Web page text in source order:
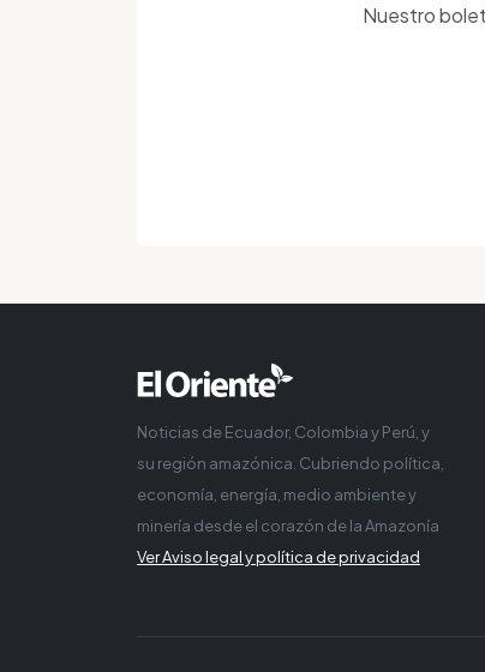
Nuestro
Noticias de Ecuador, Colombia y Perú, y
su región amazónica. Cubriendo política,
economía, energía, medio ambiente y
minería desde el corazón de la Amazonía
Ver Aviso legal y política de privacidad